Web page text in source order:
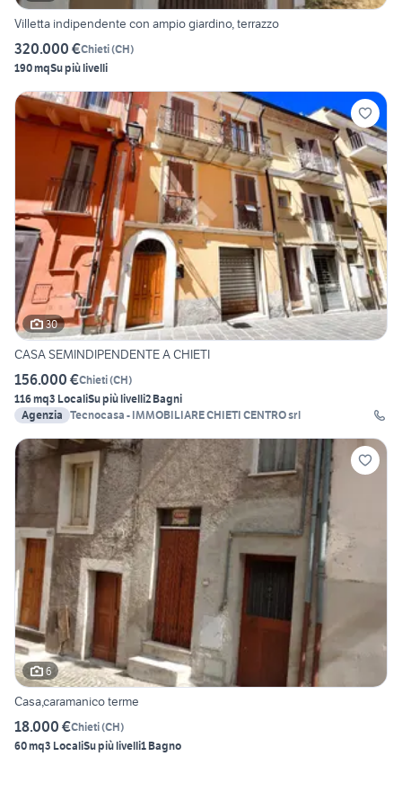
Villetta indipendente con ampio giardino, terrazzo
320.000 €Chieti(CH)
190 mqSu più livelli
30
CASA SEMINDIPENDENTE A CHIETI
156.000 €Chieti(CH)
116 mq3 LocaliSu più livelli2 Bagni
Agenzia Tecnocasa - IMMOBILIARE CHIETI CENTRO srl
6
Casa,caramanico terme
18.000 €Chieti(CH)
60 mq3 LocaliSu più livelli1 Bagno